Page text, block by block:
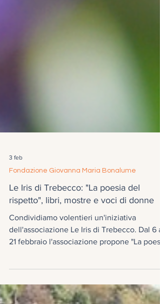
3 feb
Fondazione Giovanna Maria Bonalume
Le Iris di Trebecco: "La poesia del
rispetto", libri, mostre e voci di donne
Condividiamo volentieri un'iniziativa
dell'associazione Le Iris di Trebecco. Dal 6 al
del rispetto. Incontri di bellezza", tre
contro le donne.